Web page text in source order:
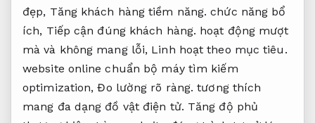
đẹp, Tăng khách hàng tiềm năng. chức năng bổ
ích, Tiếp cận đúng khách hàng. hoạt động mượt
mà và không mang lỗi, Linh hoạt theo mục tiêu.
website online chuẩn bộ máy tìm kiếm
optimization,Đo lường rõ ràng. tương thích
mang đa dạng đồ vật điện tử. Tăng độ phủ